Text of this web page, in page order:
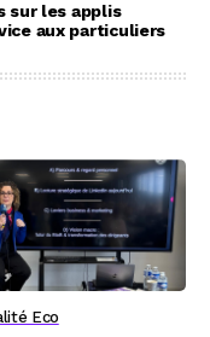
sur les applis
aux particuliers
Eco